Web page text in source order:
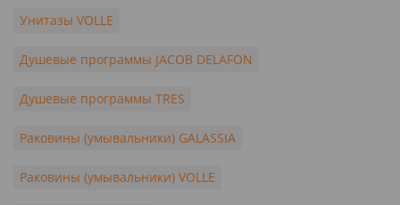
Унитазы VOLLE
Душевые программы JACOB DELAFON
Душевые программы TRES
Раковины (умывальники) GALASSIA
Раковины (умывальники) VOLLE